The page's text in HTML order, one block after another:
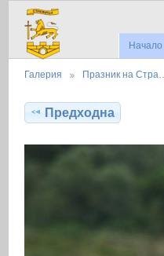
Начало
Галерия Празник на Стра…
Предходна